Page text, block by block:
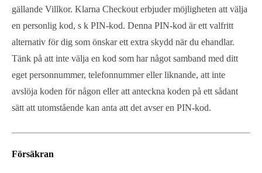
gällande Villkor. Klarna Checkout erbjuder möjligheten att välja
en personlig kod, s k PIN-kod. Denna PIN-kod är ett valfritt
alternativ för dig som önskar ett extra skydd när du ehandlar.
Tänk på att inte välja en kod som har något samband med ditt
eget personnummer, telefonnummer eller liknande, att inte
avslöja koden för någon eller att anteckna koden på ett sådant
sätt att utomstående kan anta att det avser en PIN-kod.
Försäkran